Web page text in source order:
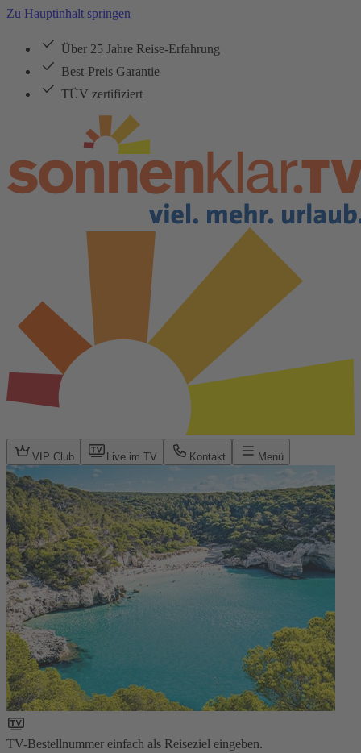
Zu Hauptinhalt springen
Über 25 Jahre Reise-Erfahrung
Best-Preis Garantie
TÜV zertifiziert
VIP Club Live im TV Kontakt Menü
TV-Bestellnummer einfach als Reiseziel eingeben.